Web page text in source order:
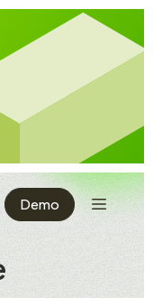
Demo TALEN
Toon de